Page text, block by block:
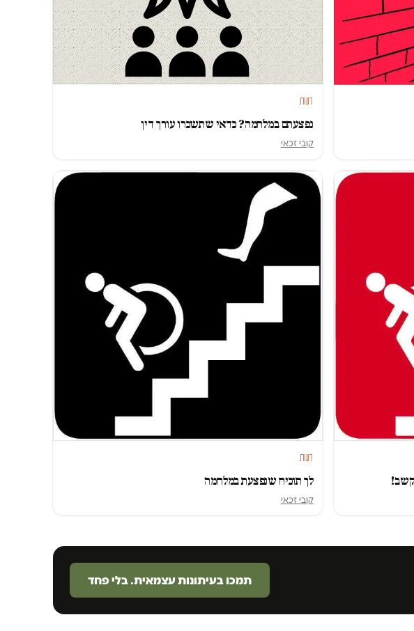
דעות
נפצעתם במלחמה? כדאי שתשכרו עורך דין
קובי זכאי
דעות
לך תוכיח שנפצעת במלחמה
קובי זכאי
תמכו בעיתונות עצמאית. בלי פחד